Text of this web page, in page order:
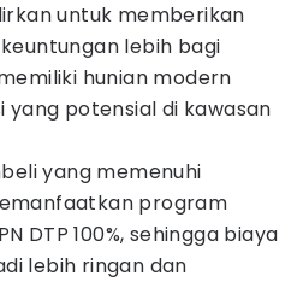
untuk memberikan
lebih bagi
hunian modern
yang potensial di kawasan
yang memenuhi
program
DTP 100%, sehingga biaya
lebih ringan dan